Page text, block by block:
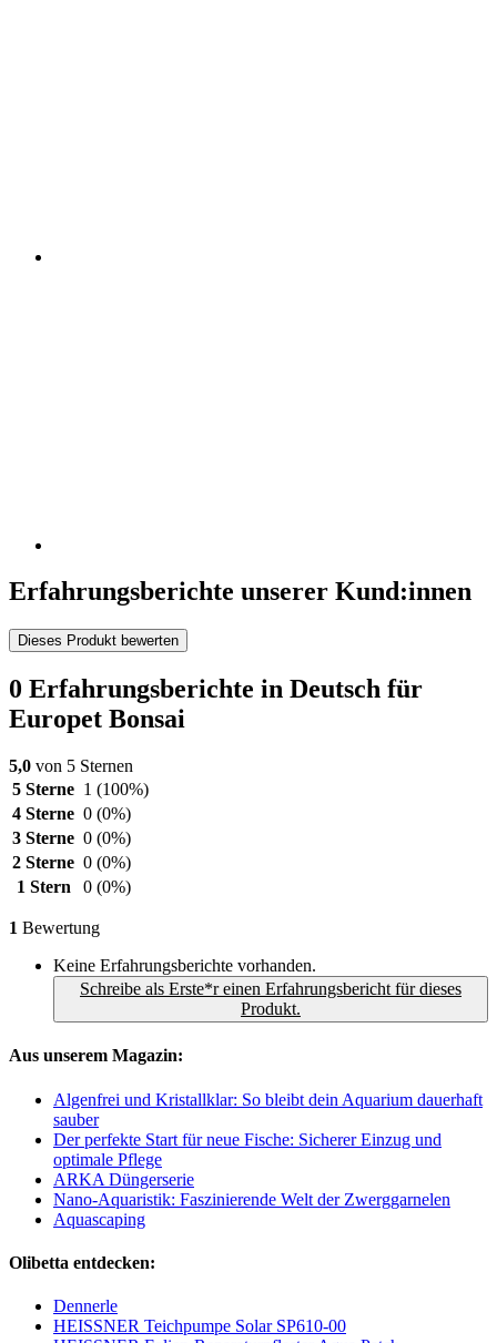
Erfahrungsberichte unserer Kund:innen
Dieses Produkt bewerten
0 Erfahrungsberichte in Deutsch für
Europet Bonsai
5,0 von 5 Sternen
5 Sterne 1 (100%)
4 Sterne 0 (0%)
3 Sterne 0 (0%)
2 Sterne 0 (0%)
1 Stern
0 (0%)
1 Bewertung
Keine Erfahrungsberichte vorhanden.
Schreibe als Erste*r einen Erfahrungsbericht für dieses
Produkt.
Aus unserem Magazin:
Algenfrei und Kristallklar: So bleibt dein Aquarium dauerhaft
sauber
Der perfekte Start für neue Fische: Sicherer Einzug und
optimale Pflege
ARKA Düngerserie
Nano-Aquaristik: Faszinierende Welt der Zwerggarnelen
Aquascaping
Olibetta entdecken:
Dennerle
HEISSNER Teichpumpe Solar SP610-00